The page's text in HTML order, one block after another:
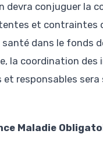
devra conjuguer
et contraintes
dans le fonds
la coordination
responsables
Maladie